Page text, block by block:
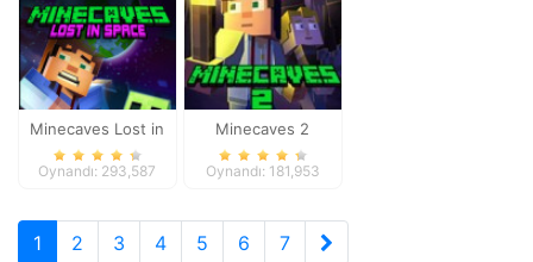
Minecaves Lost in
Space
Oynandı: 293,587
Minecaves 2
Oynandı: 181,953
1 2 3 4 5 6 7